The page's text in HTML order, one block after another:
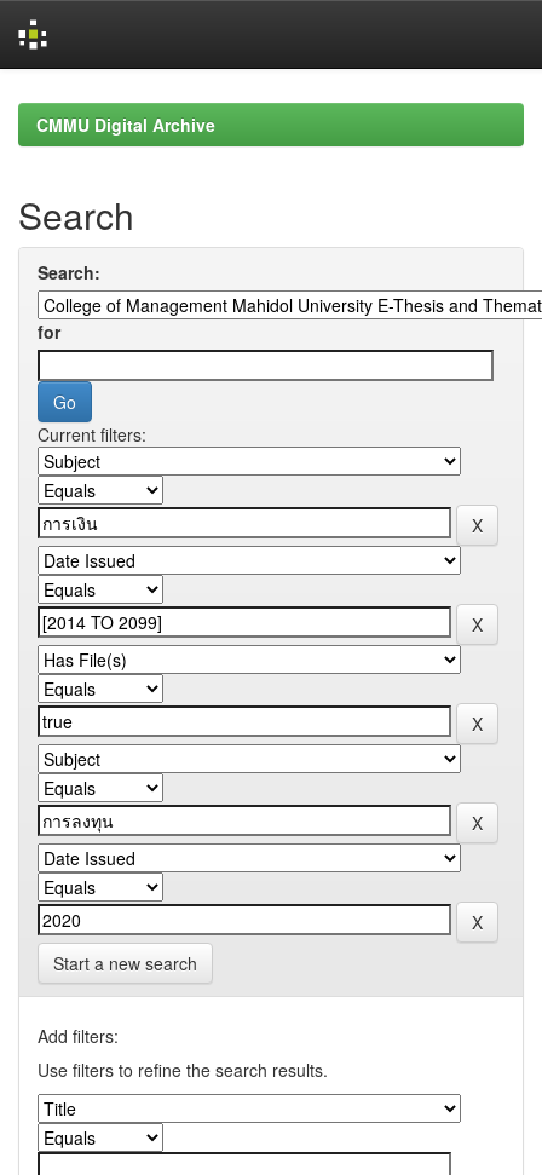
navigationCMMU Digital Archive
Search
Search:
for
Current filters:
Start a new search
Add filters:
Use filters to refine the search results.